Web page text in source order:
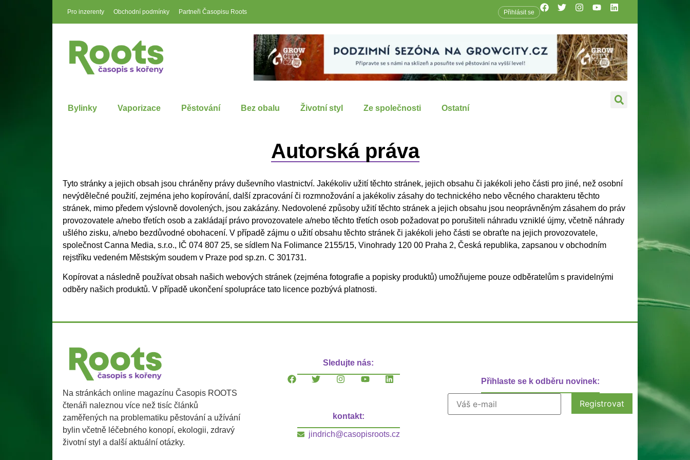
Pro inzerenty Obchodní podmínky Partneři Časopisu Roots Přihlásit se
Bylinky Vaporizace Pěstování Bez obalu Životní styl Ze společnosti Ostatní
Autorská práva
Tyto stránky a jejich obsah jsou chráněny právy duševního vlastnictví. Jakékoliv užití těchto stránek, jejich obsahu či jakékoli jeho části pro jiné, než osobní
nevýdělečné použití, zejména jeho kopírování, další zpracování či rozmnožování a jakékoliv zásahy do technického nebo věcného charakteru těchto
stránek, mimo předem výslovně dovolených, jsou zakázány. Nedovolené způsoby užití těchto stránek a jejich obsahu jsou neoprávněným zásahem do práv
provozovatele a/nebo třetích osob a zakládají právo provozovatele a/nebo těchto třetích osob požadovat po porušiteli náhradu vzniklé újmy, včetně náhrady
ušlého zisku, a/nebo bezdůvodné obohacení. V případě zájmu o užití obsahu těchto stránek či jakékoli jeho části se obraťte na jejich provozovatele,
společnost Canna Media, s.r.o., IČ 074 807 25, se sídlem Na Folimance 2155/15, Vinohrady 120 00 Praha 2, Česká republika, zapsanou v obchodním
rejstříku vedeném Městským soudem v Praze pod sp.zn. C 301731.
Kopírovat a následně používat obsah našich webových stránek (zejména fotografie a popisky produktů) umožňujeme pouze odběratelům s pravidelnými
odběry našich produktů. V případě ukončení spolupráce tato licence pozbývá platnosti.
Na stránkách online magazínu Časopis ROOTS
čtenáři naleznou více než tisíc článků
zaměřených na problematiku pěstování a užívání
bylin včetně léčebného konopí, ekologii, zdravý
životní styl a další aktuální otázky.
Sledujte nás:
kontakt:
jindrich@casopisroots.cz
Přihlaste se k odběru novinek: